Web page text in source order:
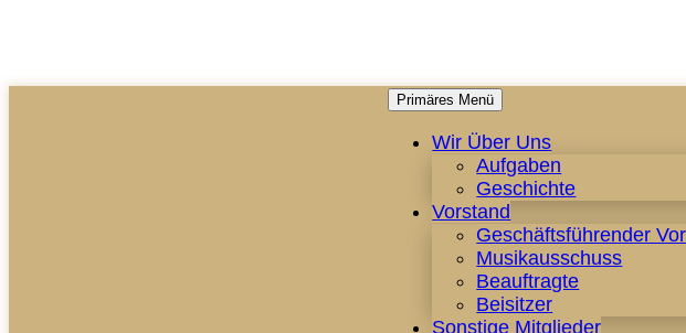
Primäres Menü Zum
springen
Wir Über Uns
Aufgaben
Geschichte
Vorstand
Geschäftsführender
Musikausschuss
Beauftragte
Beisitzer
Sonstige Mitglieder